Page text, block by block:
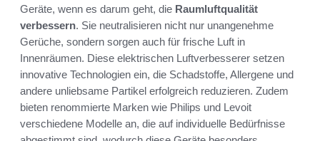
Geräte, wenn es darum geht, die Raumluftqualität
verbessern. Sie neutralisieren nicht nur unangenehme
Gerüche, sondern sorgen auch für frische Luft in
Innenräumen. Diese elektrischen Luftverbesserer setzen
innovative Technologien ein, die Schadstoffe, Allergene und
andere unliebsame Partikel erfolgreich reduzieren. Zudem
bieten renommierte Marken wie Philips und Levoit
verschiedene Modelle an, die auf individuelle Bedürfnisse